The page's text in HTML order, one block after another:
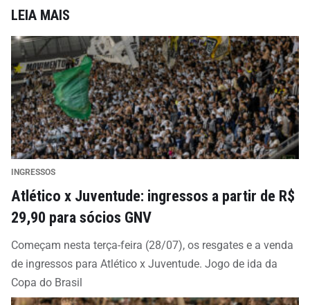
LEIA MAIS
INGRESSOS
Atlético x Juventude: ingressos a partir de R$
29,90 para sócios GNV
Começam nesta terça-feira (28/07), os resgates e a venda
de ingressos para Atlético x Juventude. Jogo de ida da
Copa do Brasil